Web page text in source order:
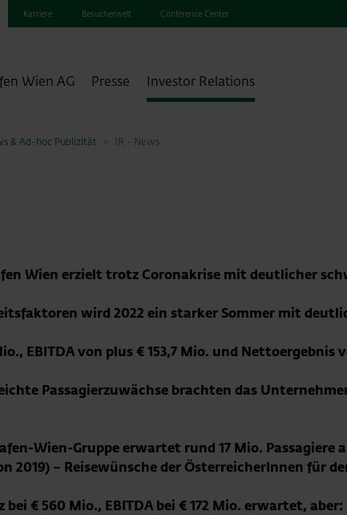
Karriere Besucherwelt Conference Center
Wien AG Presse Investor Relations
& Ad-hoc Publizität IR - News
Wien erzielt trotz Coronakrise mit deutlicher
wird 2022 ein starker Sommer mit
EBITDA von plus € 153,7 Mio. und Nettoergebnis
Passagierzuwächse brachten das
Wien-Gruppe erwartet rund 17 Mio. Passagiere
2019) – Reisewünsche der ÖsterreicherInnen für
bei € 560 Mio., EBITDA bei € 172 Mio. erwartet,